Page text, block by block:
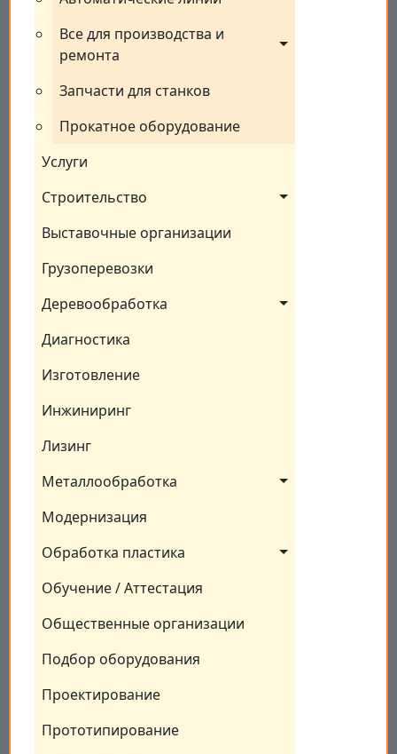
Все для производства и
ремонта
Запчасти для станков
Прокатное оборудование
Услуги
Строительство
Выставочные организации
Грузоперевозки
Деревообработка
Диагностика
Изготовление
Инжиниринг
Лизинг
Металлообработка
Модернизация
Обработка пластика
Обучение / Аттестация
Общественные организации
Подбор оборудования
Проектирование
Прототипирование